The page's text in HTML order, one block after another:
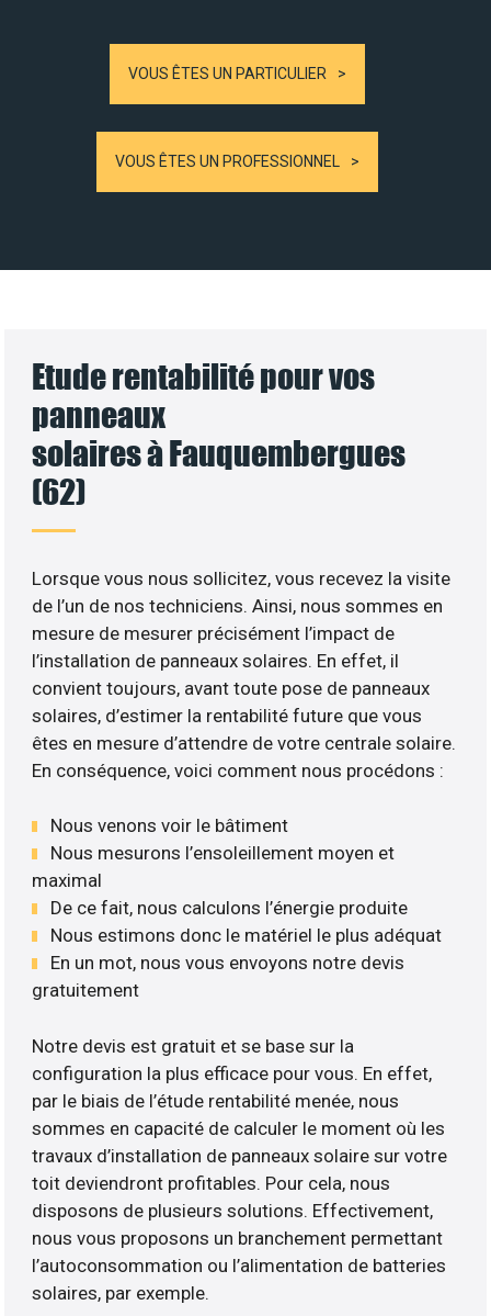
VOUS ÊTES UN PARTICULIER
VOUS ÊTES UN PROFESSIONNEL
Etude rentabilité pour vos
panneaux
solaires à Fauquembergues
(62)
Lorsque vous nous sollicitez, vous recevez la visite
de l’un de nos techniciens. Ainsi, nous sommes en
mesure de mesurer précisément l’impact de
l’installation de panneaux solaires. En effet, il
convient toujours, avant toute pose de panneaux
solaires, d’estimer la rentabilité future que vous
êtes en mesure d’attendre de votre centrale solaire.
En conséquence, voici comment nous procédons :
Nous venons voir le bâtiment
Nous mesurons l’ensoleillement moyen et
maximal
De ce fait, nous calculons l’énergie produite
Nous estimons donc le matériel le plus adéquat
En un mot, nous vous envoyons notre devis
gratuitement
Notre devis est gratuit et se base sur la
configuration la plus efficace pour vous. En effet,
par le biais de l’étude rentabilité menée, nous
sommes en capacité de calculer le moment où les
travaux d’installation de panneaux solaire sur votre
toit deviendront profitables. Pour cela, nous
disposons de plusieurs solutions. Effectivement,
nous vous proposons un branchement permettant
l’autoconsommation ou l’alimentation de batteries
solaires, par exemple.